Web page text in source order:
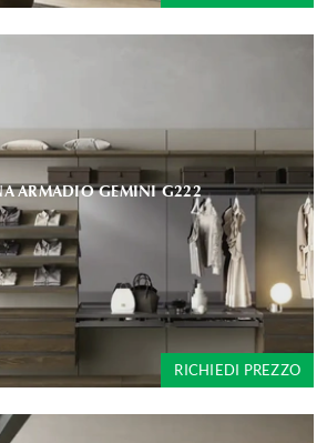
ARMADIO GEMINI G222
RICHIEDI PREZZO